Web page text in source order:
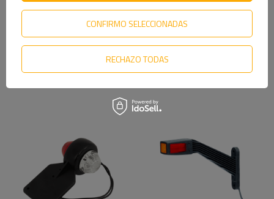
Lámpara de señalización LED
ASPÖCK FLATPOINT II, ​​blanca,
Luz de posición LED FRISTOM
FT-081, blanca universal
CONFIRMO SELECCIONADAS
RECHAZO TODAS